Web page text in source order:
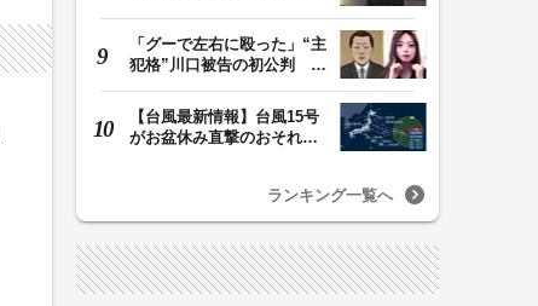
「グーで左右に殴った」“主
犯格”川口被告の初公判 共
【台風最新情報】台風15号
がお盆休み直撃のおそれ
ランキング一覧へ